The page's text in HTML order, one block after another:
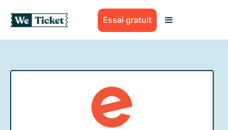
Essai gratuit